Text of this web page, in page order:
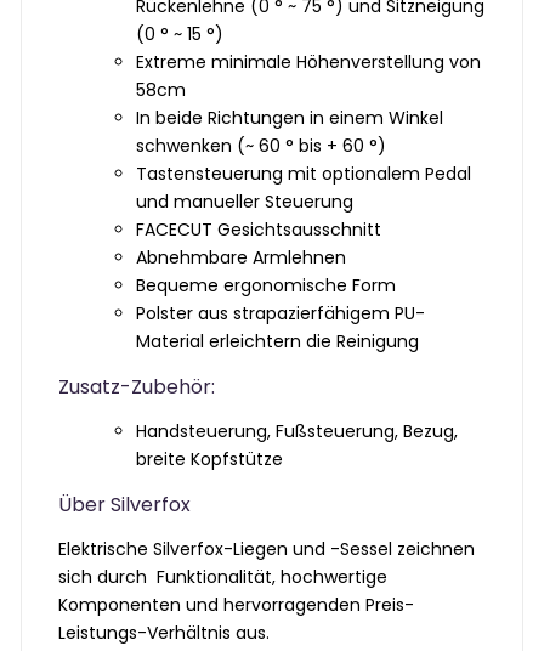
Rückenlehne (0 ° ~ 75 °) und Sitzneigung
(0 ° ~ 15 °)
Extreme minimale Höhenverstellung von
58cm
In beide Richtungen in einem Winkel
schwenken (~ 60 ° bis + 60 °)
Tastensteuerung mit optionalem Pedal
und manueller Steuerung
FACECUT Gesichtsausschnitt
Abnehmbare Armlehnen
Bequeme ergonomische Form
Polster aus strapazierfähigem PU-
Material erleichtern die Reinigung
Zusatz-Zubehör:
Handsteuerung, Fußsteuerung, Bezug,
breite Kopfstütze
Über Silverfox
Elektrische Silverfox-Liegen und -Sessel zeichnen
sich durch Funktionalität, hochwertige
Komponenten und hervorragenden Preis-
Leistungs-Verhältnis aus.